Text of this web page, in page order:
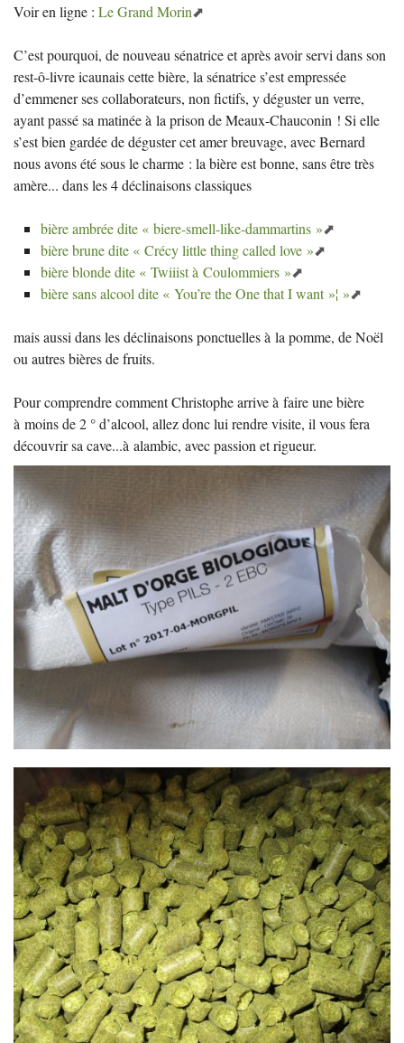
Voir en ligne : Le Grand Morin
C’est pourquoi, de nouveau sénatrice et après avoir servi dans son
rest-ô-livre icaunais cette bière, la sénatrice s’est empressée
d’emmener ses collaborateurs, non fictifs, y déguster un verre,
ayant passé sa matinée à la prison de Meaux-Chauconin ! Si elle
s’est bien gardée de déguster cet amer breuvage, avec Bernard
nous avons été sous le charme : la bière est bonne, sans être très
amère... dans les 4 déclinaisons classiques
bière ambrée dite « biere-smell-like-dammartins »
bière brune dite « Crécy little thing called love »
bière blonde dite « Twiiist à Coulommiers »
bière sans alcool dite « You’re the One that I want »¦ »
mais aussi dans les déclinaisons ponctuelles à la pomme, de Noël
ou autres bières de fruits.
Pour comprendre comment Christophe arrive à faire une bière
à moins de 2 ° d’alcool, allez donc lui rendre visite, il vous fera
découvrir sa cave...à alambic, avec passion et rigueur.